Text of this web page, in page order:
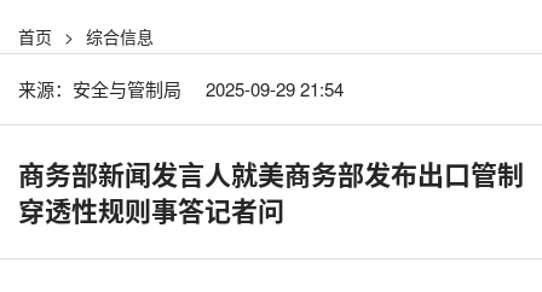
首页 > 综合信息
来源：安全与管制局 2025-09-29 21:54
商务部新闻发言人就美商务部发布出口管制
穿透性规则事答记者问